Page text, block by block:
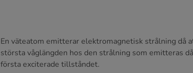
En väteatom emitterar elektromagnetisk strålning
största våglängden hos den strålning som emitteras
första exciterade tillståndet.